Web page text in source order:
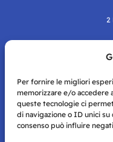
Per fornire le migliori
memorizzare e/o accedere
queste tecnologie ci
di navigazione o ID unici
consenso può influire
2